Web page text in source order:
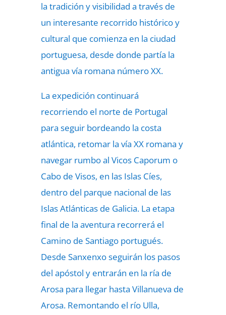
la tradición y visibilidad a través de
un interesante recorrido histórico y
cultural que comienza en la ciudad
portuguesa, desde donde partía la
antigua vía romana número XX.
La expedición continuará
recorriendo el norte de Portugal
para seguir bordeando la costa
atlántica, retomar la vía XX romana y
navegar rumbo al Vicos Caporum o
Cabo de Visos, en las Islas Cíes,
dentro del parque nacional de las
Islas Atlánticas de Galicia. La etapa
final de la aventura recorrerá el
Camino de Santiago portugués.
Desde Sanxenxo seguirán los pasos
del apóstol y entrarán en la ría de
Arosa para llegar hasta Villanueva de
Arosa. Remontando el río Ulla,